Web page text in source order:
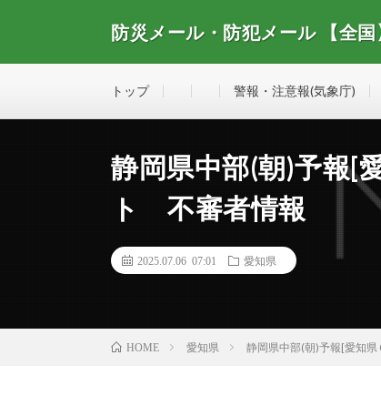
防災メール・防犯メール 【全
トップ 警報・注意報(気象庁)
静岡県中部(朝)予報[
ト 不審者情報
2025.07.06 07:01 愛知県
HOME 愛知県 静岡県中部(朝)予報[愛知